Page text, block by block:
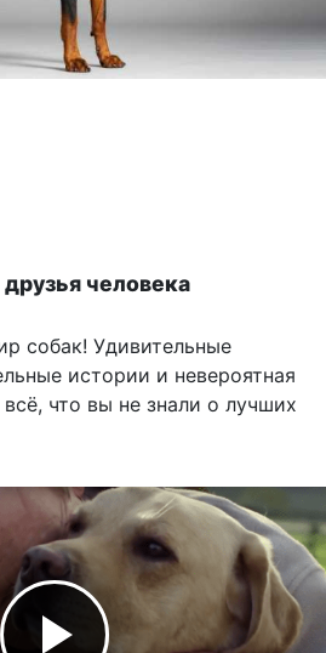
человека
собак! Удивительные
истории и невероятная
что вы не знали о лучших